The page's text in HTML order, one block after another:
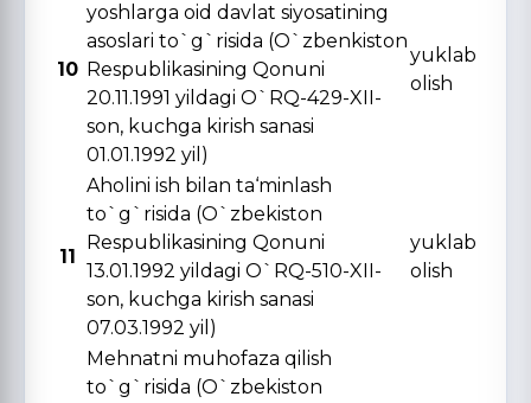
10
yoshlarga oid davlat siyosatining
asoslari to`g`risida (O`zbenkiston
Respublikasining Qonuni
20.11.1991 yildagi O`RQ-429-XII-
son, kuchga kirish sanasi
01.01.1992 yil)
yuklab
olish
11
Aholini ish bilan ta‘minlash
to`g`risida (O`zbekiston
Respublikasining Qonuni
13.01.1992 yildagi O`RQ-510-XII-
son, kuchga kirish sanasi
07.03.1992 yil)
yuklab
olish
Mehnatni muhofaza qilish
to`g`risida (O`zbekiston